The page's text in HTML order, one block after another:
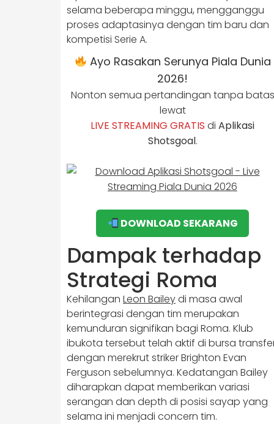
selama beberapa minggu, mengganggu
proses adaptasinya dengan tim baru dan
kompetisi Serie A.
Ayo Rasakan Serunya Piala Dunia
2026!
Nonton semua pertandingan tanpa batas
lewat
LIVE STREAMING GRATIS di Aplikasi
Shotsgoal.
DOWNLOAD SEKARANG
Dampak terhadap
Strategi Roma
Kehilangan Leon Baileydi masa awal
berintegrasi dengan tim merupakan
kemunduran signifikan bagi Roma. Klub
ibukota tersebut telah aktif di bursa
dengan merekrut striker Brighton Evan
Ferguson sebelumnya. Kedatangan Bailey
diharapkan dapat memberikan variasi
serangan dan depth di posisi sayap yang
selama ini menjadi concern tim.